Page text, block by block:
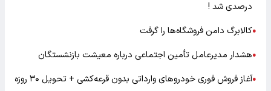
درصدی شد !
●کالابرگ دامن فروشگاه‌ها را گرفت
●هشدار مدیرعامل تأمین اجتماعی درباره معیشت بازنشستگان
●آغاز فروش فوری خودروهای وارداتی بدون قرعه‌کشی + تحویل ۳۰ روزه